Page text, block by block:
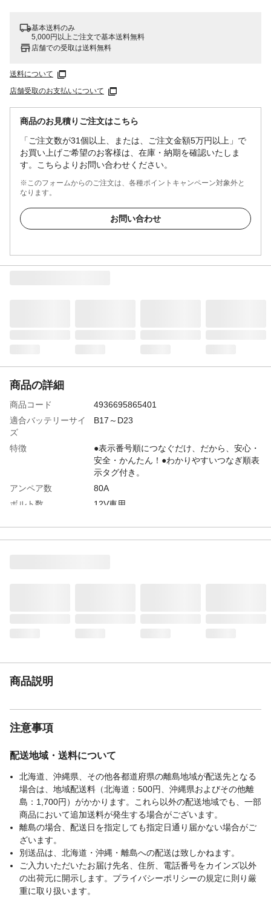
基本送料のみ
5,000円以上ご注文で基本送料無料
店舗での受取は送料無料
送料について
店舗受取のお支払いについて
商品のお見積りご注文はこちら
「ご注文数が31個以上、または、ご注文金額5万円以上」で
お買い上げご希望のお客様は、在庫・納期を確認いたしま
す。こちらよりお問い合わせください。
※このフォームからのご注文は、各種ポイントキャンペーン対象外と
なります。
お問い合わせ
商品の詳細
商品コード
4936695865401
適合バッテリーサイ
ズ
B17～D23
特徴
●表示番号順につなぐだけ、だから、安心・
安全・かんたん！●わかりやすいつなぎ順表
示タグ付き。
アンペア数
80A
ボルト数
12V車用
商品説明
注意事項
配送地域・送料について
北海道、沖縄県、その他各都道府県の離島地域が配送先となる
場合は、地域配送料（北海道：500円、沖縄県およびその他離
島：1,700円）がかかります。これら以外の配送地域でも、一部
商品において追加送料が発生する場合がございます。
離島の場合、配送日を指定しても指定日通り届かない場合がご
ざいます。
別送品は、北海道・沖縄・離島への配送は致しかねます。
ご入力いただいたお届け先名、住所、電話番号をカインズ以外
の出荷元に開示します。プライバシーポリシーの規定に則り厳
重に取り扱います。